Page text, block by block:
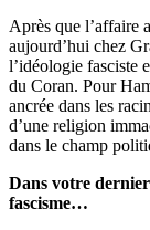
Après que l’affaire
aujourd’hui chez
l’idéologie fasciste
du Coran. Pour
ancrée dans les
d’une religion
dans le champ
Dans votre
fascisme…